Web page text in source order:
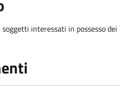
interessati in possesso dei